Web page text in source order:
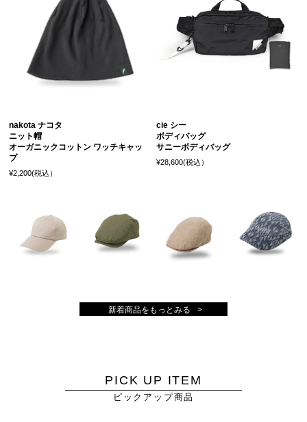
nakota ナコタ
ニット帽
オーガニックコットン ワッチキャッ
プ
¥2,200(税込）
cie シー
ボディバッグ
サニーボディバッグ
¥28,600(税込）
新着商品をもっとみる
PICK UP ITEM
ピックアップ商品